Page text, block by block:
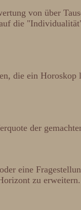
von über
die
die ein Horoskop
der
eine
zu erweitern.